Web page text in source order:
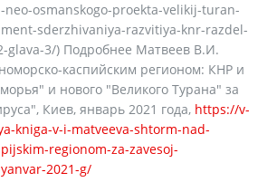
osmanskogo-proekta-velikij-turan-
sderzhivaniya-razvitiya-knr-razdel-
glava-3/) Подробнее Матвеев В.И.
каспийским регионом: КНР и
и нового "Великого Турана" за
Киев, январь 2021 года, https://v-
kniga-v-i-matveeva-shtorm-nad-
regionom-za-zavesoj-
2021-g/